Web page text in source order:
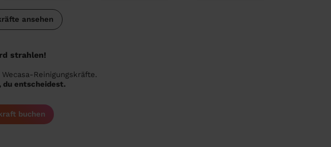
ansehen
strahlen!
Reinigungskräfte.
du entscheidest.
buchen